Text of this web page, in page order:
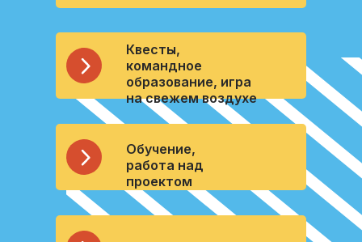
Обучение,
работа над
проектом
Квесты,
командное
образование, игра
на свежем воздухе